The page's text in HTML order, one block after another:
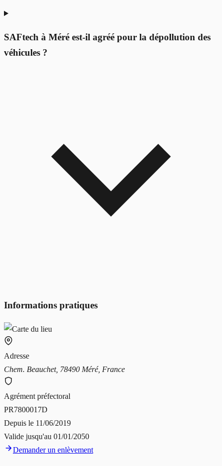
SAFtech à Méré est-il agréé pour la dépollution des
véhicules ?
Informations pratiques
Adresse
Chem. Beauchet, 78490 Méré, France
Agrément préfectoral
PR7800017D
Depuis le 11/06/2019
Valide jusqu'au 01/01/2050
Demander un enlèvement